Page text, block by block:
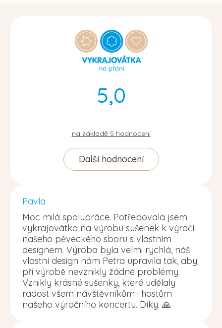
5,0
na základě 5 hodnocení
Další hodnocení
Pavla
Moc milá spolupráce. Potřebovala jsem
vykrajovátko na výrobu sušenek k výročí
našeho pěveckého sboru s vlastním
designem. Výroba byla velmi rychlá, náš
vlastní design nám Petra upravila tak, aby
při výrobě nevznikly žádné problémy.
Vznikly krásné sušenky, které udělaly
radost všem návštěvníkům i hostům
našeho výročního koncertu. Díky. 🙏